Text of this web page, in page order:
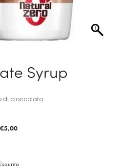
Syrup
di cioccolato
€5,00
Esaurito